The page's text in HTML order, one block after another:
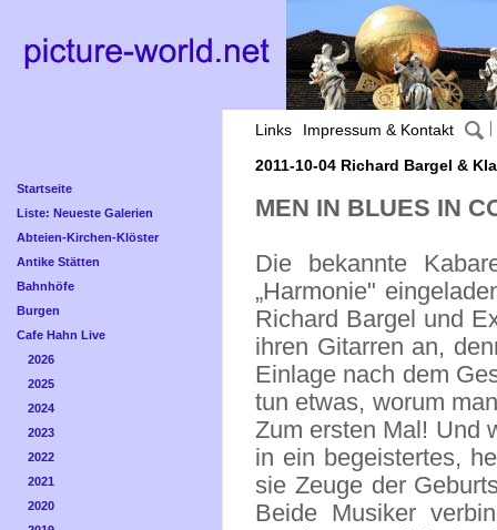
Links Impressum & Kontakt
Startseite
Liste: Neueste Galerien
Abteien-Kirchen-Klöster
Antike Stätten
Bahnhöfe
Burgen
Cafe Hahn Live
2026
2025
2024
2023
2022
2021
2020
2011-10-04 Richard Bargel &
MEN IN BLUES IN
Die bekannte
„Harmonie"
Richard Bargel und
ihren Gitarren an,
Einlage nach dem
tun etwas, worum
Zum ersten Mal! Und
in ein begeistertes,
sie Zeuge der
Beide Musiker